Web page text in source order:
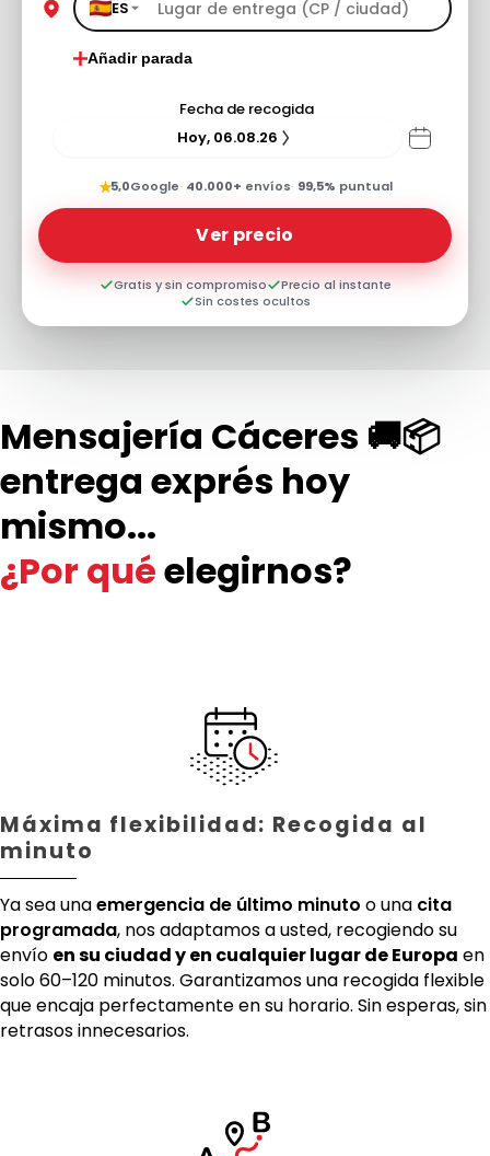
ES
Añadir parada
Fecha de recogida
Hoy, 06.08.26
★5,0Google· 40.000+ envíos· 99,5% puntual
Ver precio
Gratis y sin compromiso
Precio al instante
Sin costes ocultos
Mensajería Cáceres 🚚📦
entrega exprés hoy
mismo...
¿Por quéelegirnos?
Máxima flexibilidad: Recogida al
minuto
Ya sea unaemergencia de último minuto o una cita
programada, nos adaptamos a usted, recogiendo su
envío en su ciudad y en cualquier lugar de Europa en
solo 60–120 minutos. Garantizamos una recogida flexible
que encaja perfectamente en su horario. Sin esperas, sin
retrasos innecesarios.